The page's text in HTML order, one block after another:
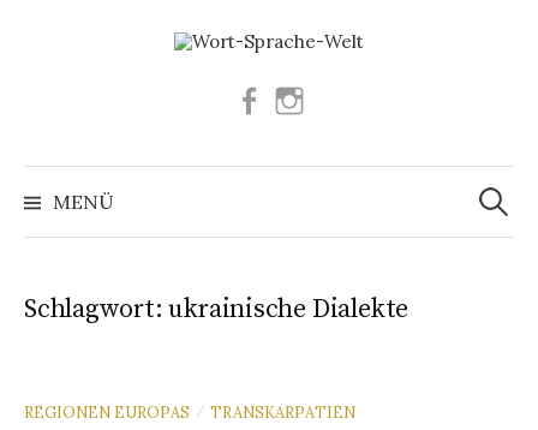
Facebook
MENÜ
Suchen
nach:
Schlagwort:ukrainische Dialekte
REGIONEN EUROPAS / TRANSKARPATIEN